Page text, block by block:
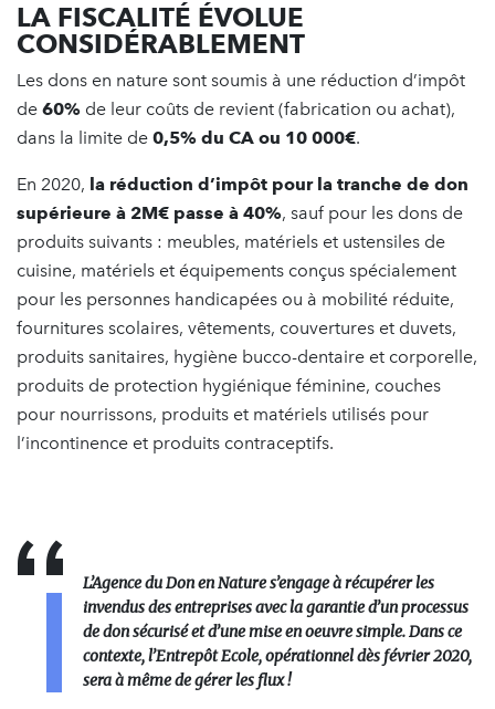
LA FISCALITÉ ÉVOLUE
CONSIDÉRABLEMENT
Les dons en nature sont soumis à une réduction d’impôt
de 60% de leur coûts de revient (fabrication ou achat),
dans la limite de 0,5% du CA ou 10 000€.
En 2020, la réduction d’impôt pour la tranche de don
supérieure à 2M€ passe à 40%, sauf pour les dons de
produits suivants : meubles, matériels et ustensiles de
cuisine, matériels et équipements conçus spécialement
pour les personnes handicapées ou à mobilité réduite,
fournitures scolaires, vêtements, couvertures et duvets,
produits sanitaires, hygiène bucco-dentaire et corporelle,
produits de protection hygiénique féminine, couches
pour nourrissons, produits et matériels utilisés pour
l’incontinence et produits contraceptifs.
L’Agence du Don en Nature s’engage à récupérer les
invendus des entreprises avec la garantie d’un processus
de don sécurisé et d’une mise en oeuvre simple. Dans ce
contexte, l’Entrepôt Ecole, opérationnel dès février 2020,
sera à même de gérer les flux !